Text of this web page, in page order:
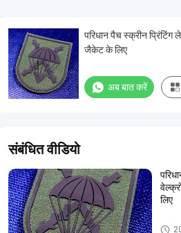
परिधान पैच स्क्रीन
जैकेट के लिए
अब बात करें
संबंधित वीडियो
लिए